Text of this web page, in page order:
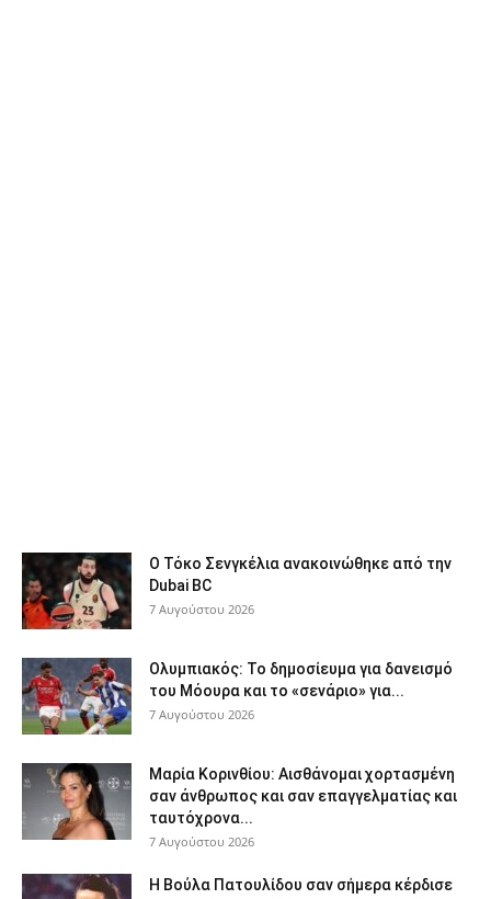
Ο Τόκο Σενγκέλια ανακοινώθηκε από την
Dubai BC
7 Αυγούστου 2026
Ολυμπιακός: Το δημοσίευμα για δανεισμό
του Μόουρα και το «σενάριο» για...
7 Αυγούστου 2026
Μαρία Κορινθίου: Αισθάνομαι χορτασμένη
σαν άνθρωπος και σαν επαγγελματίας και
ταυτόχρονα...
7 Αυγούστου 2026
Η Βούλα Πατουλίδου σαν σήμερα κέρδισε